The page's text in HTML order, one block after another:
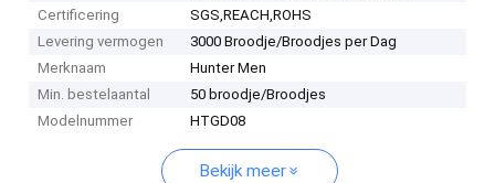
Certificering
SGS,REACH,ROHS
Levering vermogen
3000 Broodje/Broodjes per Dag
Merknaam
Hunter Men
Min. bestelaantal
50 broodje/Broodjes
Modelnummer
HTGD08
Bekijk meer